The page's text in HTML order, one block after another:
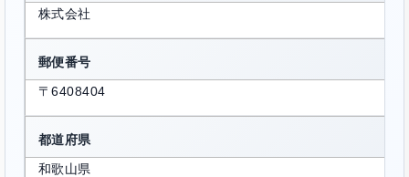
株式会社
郵便番号
〒6408404
都道府県
和歌山県